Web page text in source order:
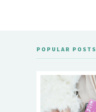
POPULAR POSTS